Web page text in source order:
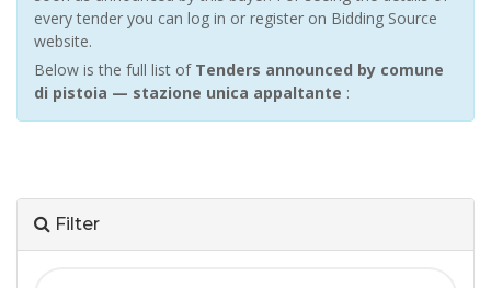
every tender you can log in or register on Bidding Source
website.
Below is the full list of Tenders announced by comune
di pistoia — stazione unica appaltante :
Filter